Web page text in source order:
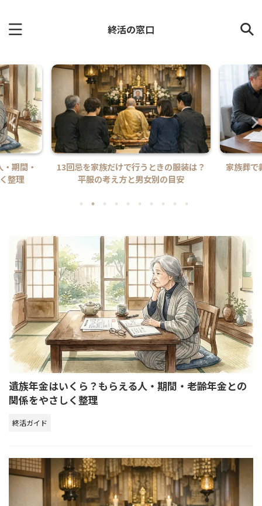
終活の窓口
期間・
整理
13回忌を家族だけで行うときの服装は？
平服の考え方と男女別の目安
家族葬で
遺族年金はいくら？もらえる人・期間・老齢年金との
関係をやさしく整理
終活ガイド